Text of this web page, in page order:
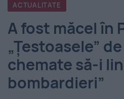
România
-
Evenimentul
Zilei
ACTUALITATE
A fost măcel în
„Țestoasele”
chemate să-i
bombardieri”